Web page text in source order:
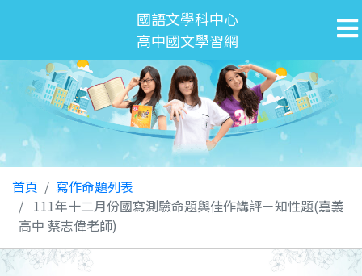
國語文學科中心
高中國文學習網
首頁
寫作命題列表
111年十二月份國寫測驗命題與佳作講評－知性題(嘉義
高中 蔡志偉老師)